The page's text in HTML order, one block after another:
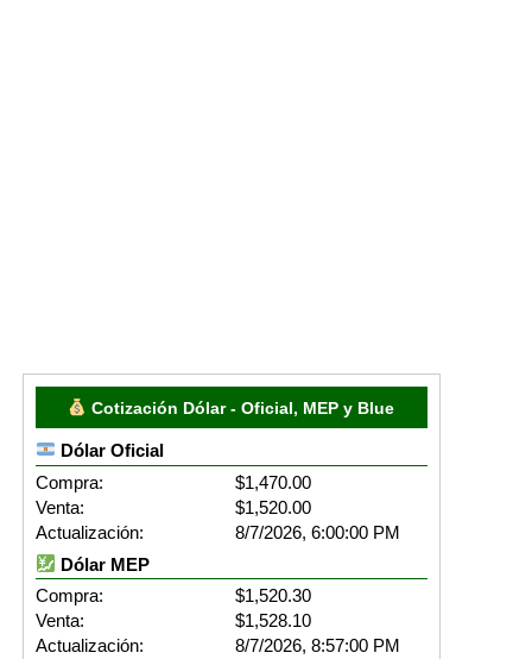
Cotización Dólar - Oficial, MEP y Blue
Dólar Oficial
Compra:
$1,470.00
Venta:
$1,520.00
Actualización:
8/7/2026, 6:00:00 PM
Dólar MEP
Compra:
$1,520.30
Venta:
$1,528.10
Actualización:
8/7/2026, 8:57:00 PM